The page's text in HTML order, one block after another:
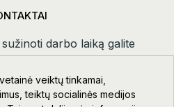
darbo laiką galite
kontaktai.
111-109, Klaipėda
veiktų tinkamai,
teiktų socialinės medijos